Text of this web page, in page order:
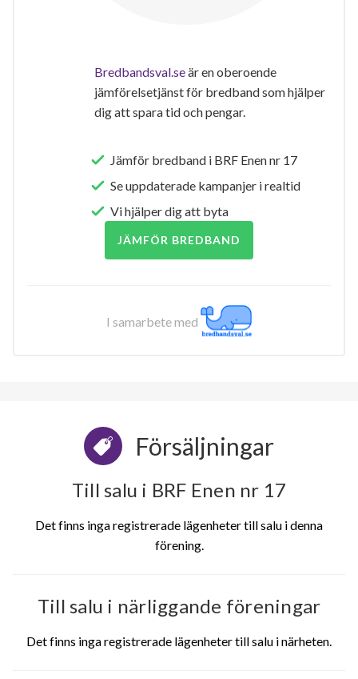
Bredbandsval.seär en oberoende
jämförelsetjänst för bredband som hjälper
dig att spara tid och pengar.
Jämför bredband i BRF Enen nr 17
Se uppdaterade kampanjer i realtid
Vi hjälper dig att byta
JÄMFÖR BREDBAND
I samarbete med
Försäljningar
Till salu i BRF Enen nr 17
Det finns inga registrerade lägenheter till salu i denna
förening.
Till salu i närliggande föreningar
Det finns inga registrerade lägenheter till salu i närheten.